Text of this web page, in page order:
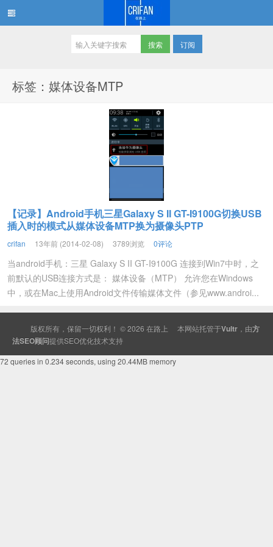
订阅
标签：媒体设备MTP
【记录】Android手机三星Galaxy S II GT-I9100G切换USB
插入时的模式从媒体设备MTP换为摄像头PTP
crifan 13年前 (2014-02-08) 3789浏览 0评论
当android手机：三星 Galaxy S II GT-I9100G 连接到Win7中时，之
前默认的USB连接方式是： 媒体设备（MTP） 允许您在Windows
中，或在Mac上使用Android文件传输媒体文件（参见www.androi...
版权所有，保留一切权利！ © 2026 在路上 本网站托管于Vultr ，由方
法SEO顾问提供SEO优化技术支持
72 queries in 0.234 seconds, using 20.44MB memory